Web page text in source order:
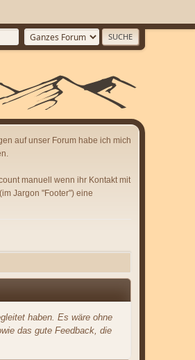
auf unser Forum habe ich mich
manuell wenn ihr Kontakt mit
Jargon "Footer") eine
haben. Es wäre ohne
das gute Feedback, die